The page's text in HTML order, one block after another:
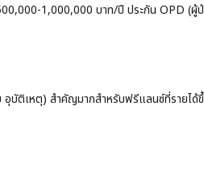
1,000,000 บาท/ปี ประกัน OPD (ผู้
อุบัติเหตุ) สำคัญมากสำหรับฟรีแลนซ์ที่รายได้